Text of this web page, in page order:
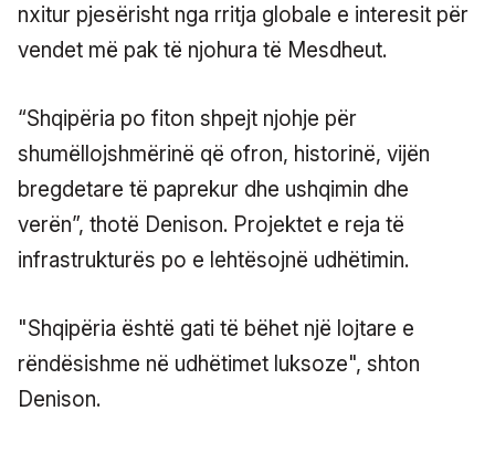
nxitur pjesërisht nga rritja globale e interesit për
vendet më pak të njohura të Mesdheut.
“Shqipëria po fiton shpejt njohje për
shumëllojshmërinë që ofron, historinë, vijën
bregdetare të paprekur dhe ushqimin dhe
verën”, thotë Denison. Projektet e reja të
infrastrukturës po e lehtësojnë udhëtimin.
"Shqipëria është gati të bëhet një lojtare e
rëndësishme në udhëtimet luksoze", shton
Denison.